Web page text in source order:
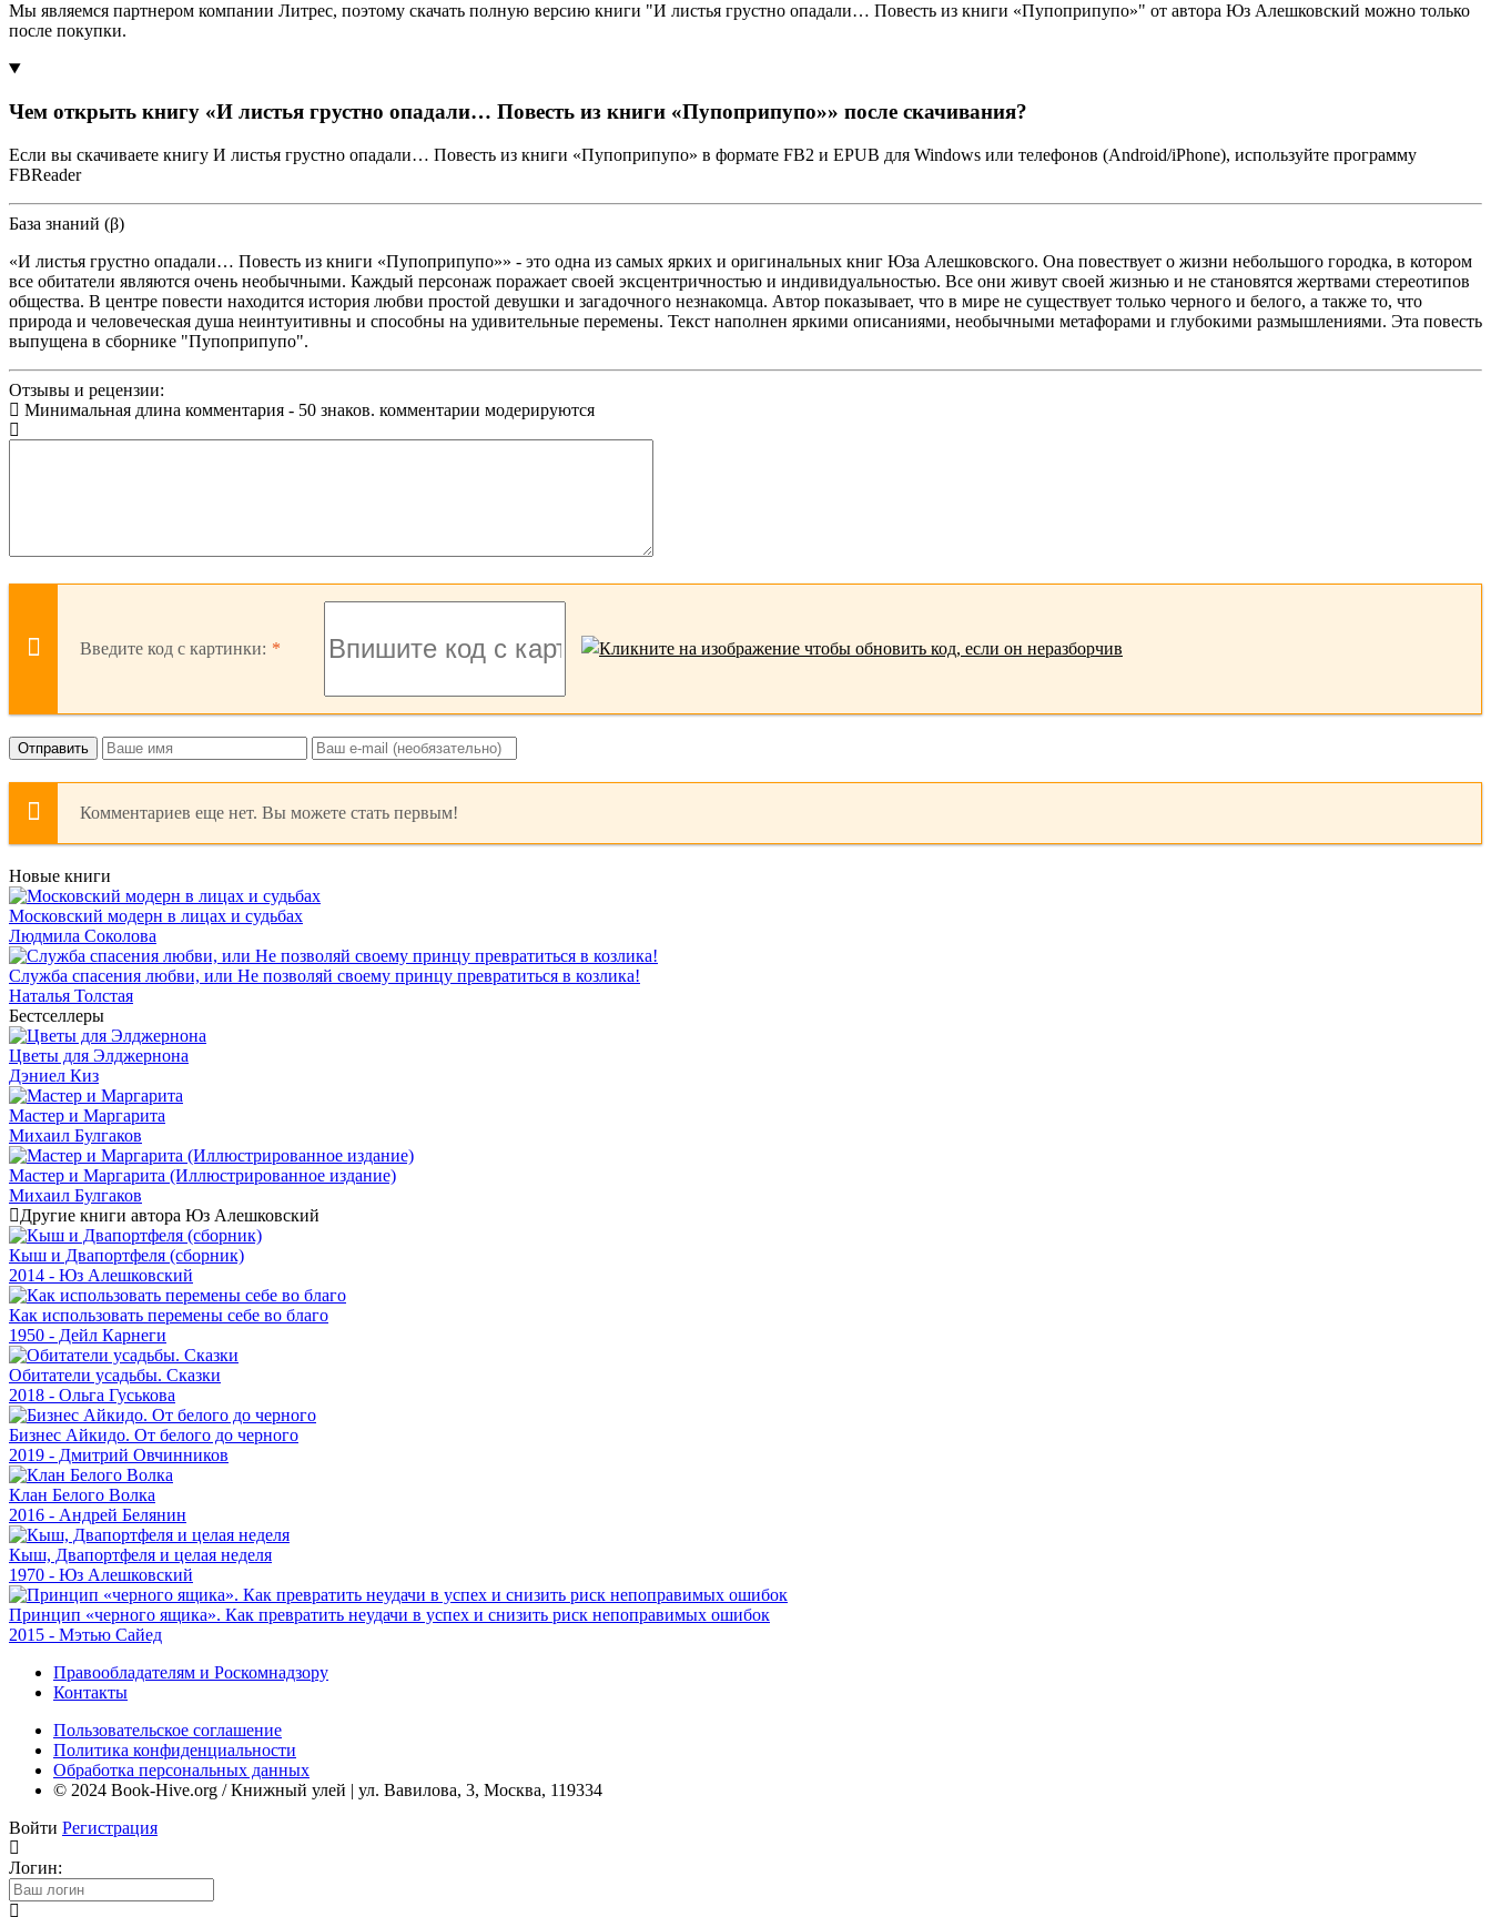
Мы являемся партнером компании Литрес, поэтому скачать полную версию книги "И листья грустно опадали… Повесть из книги «Пупоприпупо»" от автора Юз Алешковский можно только
после покупки.
Чем открыть книгу «И листья грустно опадали… Повесть из книги «Пупоприпупо»» после скачивания?
Если вы скачиваете книгу И листья грустно опадали… Повесть из книги «Пупоприпупо» в формате FB2 и EPUB для Windows или телефонов (Android/iPhone), используйте программу
FBReader
База знаний (β)
«И листья грустно опадали… Повесть из книги «Пупоприпупо»» - это одна из самых ярких и оригинальных книг Юза Алешковского. Она повествует о жизни небольшого городка, в котором
все обитатели являются очень необычными. Каждый персонаж поражает своей эксцентричностью и индивидуальностью. Все они живут своей жизнью и не становятся жертвами стереотипов
общества. В центре повести находится история любви простой девушки и загадочного незнакомца. Автор показывает, что в мире не существует только черного и белого, а также то, что
природа и человеческая душа неинтуитивны и способны на удивительные перемены. Текст наполнен яркими описаниями, необычными метафорами и глубокими размышлениями. Эта повесть
выпущена в сборнике "Пупоприпупо".
Отзывы и рецензии:
Минимальная длина комментария - 50 знаков. комментарии модерируются
Введите код с картинки:
Отправить
Комментариев еще нет. Вы можете стать первым!
Новые книги
Московский модерн в лицах и судьбах
Людмила Соколова
Служба спасения любви, или Не позволяй своему принцу превратиться в козлика!
Наталья Толстая
Бестселлеры
Цветы для Элджернона
Дэниел Киз
Мастер и Маргарита
Михаил Булгаков
Мастер и Маргарита (Иллюстрированное издание)
Михаил Булгаков
Другие книги автора Юз Алешковский
Кыш и Двапортфеля (сборник)
2014 - Юз Алешковский
Как использовать перемены себе во благо
1950 - Дейл Карнеги
Обитатели усадьбы. Сказки
2018 - Ольга Гуськова
Бизнес Айкидо. От белого до черного
2019 - Дмитрий Овчинников
Клан Белого Волка
2016 - Андрей Белянин
Кыш, Двапортфеля и целая неделя
1970 - Юз Алешковский
Принцип «черного ящика». Как превратить неудачи в успех и снизить риск непоправимых ошибок
2015 - Мэтью Сайед
Правообладателям и Роскомнадзору
Контакты
Пользовательское соглашение
Политика конфиденциальности
Обработка персональных данных
© 2024 Book-Hive.org / Книжный улей | ул. Вавилова, 3, Москва, 119334
Войти Регистрация
Логин: